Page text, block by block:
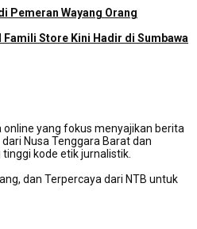
Pemeran Wayang Orang
Famili Store Kini Hadir di Sumbawa
online yang fokus menyajikan berita
Nusa Tenggara Barat dan
kode etik jurnalistik.
dan Terpercaya dari NTB untuk